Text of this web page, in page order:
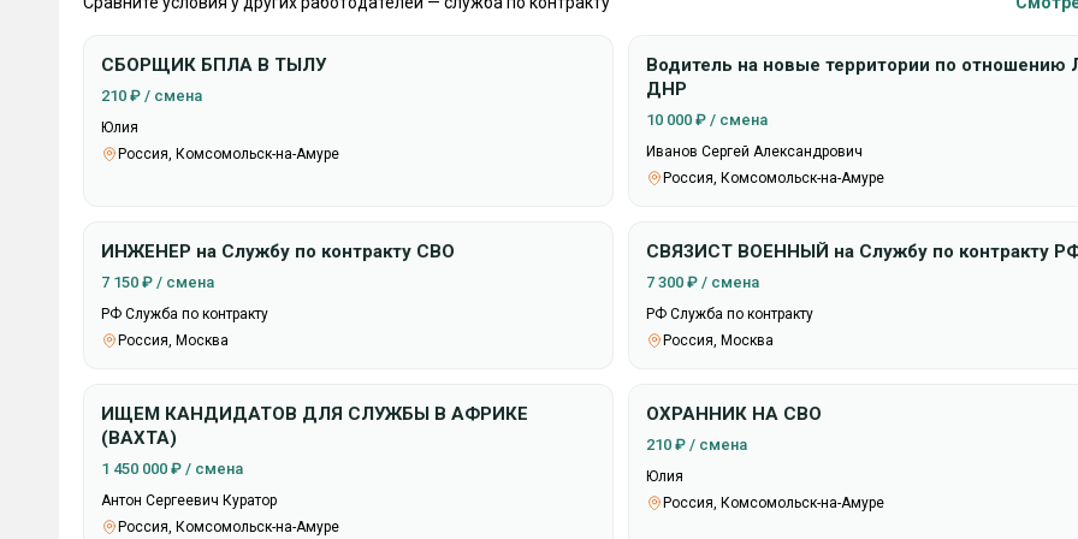
СБОРЩИК БПЛА В ТЫЛУ
210 ₽ / смена
Юлия
Россия, Комсомольск-на-Амуре
Водитель на новые территории по отношению
ДНР
10 000 ₽ / смена
Иванов Сергей Александрович
Россия, Комсомольск-на-Амуре
ИНЖЕНЕР на Службу по контракту СВО
7 150 ₽ / смена
РФ Служба по контракту
Россия, Москва
СВЯЗИСТ ВОЕННЫЙ на Службу по контракту
7 300 ₽ / смена
РФ Служба по контракту
Россия, Москва
ИЩЕМ КАНДИДАТОВ ДЛЯ СЛУЖБЫ В АФРИКЕ
(ВАХТА)
1 450 000 ₽ / смена
Антон Сергеевич Куратор
Россия, Комсомольск-на-Амуре
ОХРАННИК НА СВО
210 ₽ / смена
Юлия
Россия, Комсомольск-на-Амуре